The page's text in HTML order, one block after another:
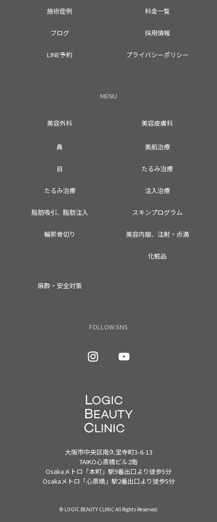
施術症例 料金一覧
ブログ 採用情報
LINE予約 プライバシーポリシー
MENU
美容外科
鼻
目
たるみ治療
脂肪吸引、脂肪注入
輪郭骨切り
美容皮膚科
美肌治療
たるみ治療
注入治療
スキンプログラム
美容内服、注射・点滴
化粧品
麻酔・安全対策
FOLLOW SNS
大阪市中央区南久宝寺町3-6-13
TAIKO心斎橋ビル2階
Osakaメトロ「本町」駅9番出口より徒歩5分
Osakaメトロ「心斎橋」駅2番出口より徒歩5分
© LOGIC BEAUTY CLINIC All Rights Reserved.